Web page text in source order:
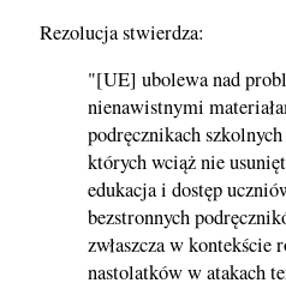
Rezolucja stwierdza:
"[UE] ubolewa nad
nienawistnymi
podręcznikach
których wciąż nie
edukacja i dostęp
bezstronnych
zwłaszcza w kontekście
nastolatków w atakach